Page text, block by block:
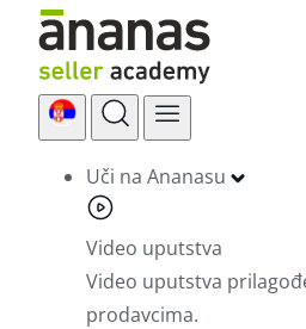
Skip
content
Uči na Ananasu
Video uputstva
Video uputstva
prodavcima.